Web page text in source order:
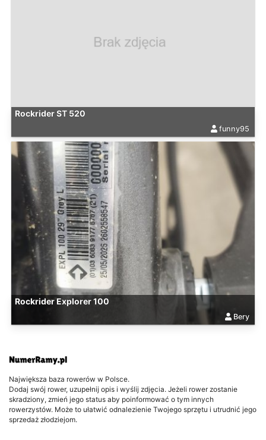
Rockrider ST 520
funny95
Rockrider Explorer 100
Bery
Największa baza rowerów w Polsce.
Dodaj swój rower, uzupełnij opis i wyślij zdjęcia. Jeżeli rower zostanie
skradziony, zmień jego status aby poinformować o tym innych
rowerzystów. Może to ułatwić odnalezienie Twojego sprzętu i utrudnić jego
sprzedaż złodziejom.